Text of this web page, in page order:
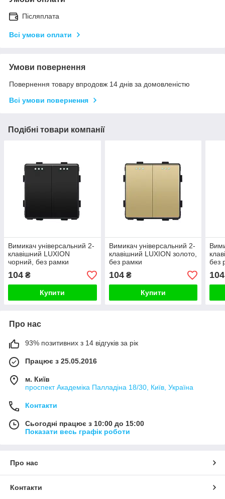
Післяплата
Всі умови оплати
Умови повернення
Повернення товару впродовж 14 днів за домовленістю
Всі умови повернення
Подібні товари компанії
Вимикач універсальний 2-
клавішний LUXION
чорний, без рамки
104 ₴
Купити
Вимикач універсальний 2-
клавішний LUXION золото,
без рамки
104₴
Купити
без
104
Про нас
93% позитивних з 14 відгуків за рік
Працює з 25.05.2016
м. Київ
проспект Академіка Палладіна 18/30, Київ, Україна
Контакти
Сьогодні працює з 10:00 до 15:00
Показати весь графік роботи
Про нас
Контакти